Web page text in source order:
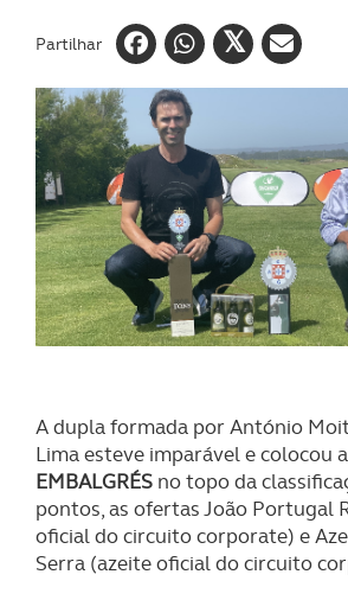
Partilhar
A dupla formada por António
Lima esteve imparável e colocou
EMBALGRÉS no topo da
pontos, as ofertas João Portugal
oficial do circuito corporate) e
Serra (azeite oficial do circuito